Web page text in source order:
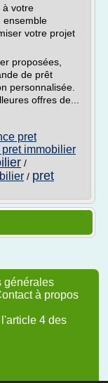
à votre
ensemble
votre projet
proposées,
de prêt
personnalisée.
offres de...
pret
immobilier
/
/ pret
générales
à propos
4 des